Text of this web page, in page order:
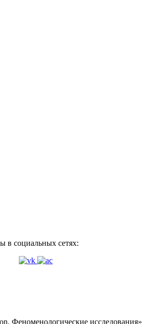
в социальных сетях:
Феноменологические исследования»